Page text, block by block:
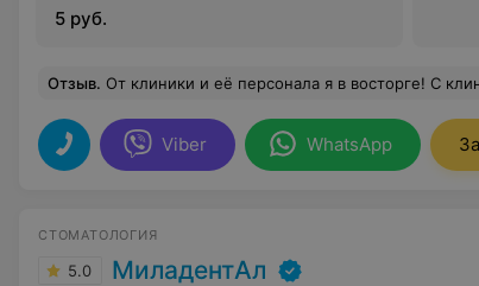
5 руб.
Отзыв. От клиники и её персонала я в восторге! С клиникой Дента Смайл у нас история длинная. Кратко опишу для неопытных мам, как я) в 5 лет сыну заболел зуб, пошли лечить в свою поликлинику (это был кошмар и для сына и для меня) в итоге через 2 месяца снова болит этот зуб. В этот раз пошли в Дента Смайл. Были на приёме у Екатерины Ивановны, но после ужасного предыдущего опыта, сын не дался лечиться, и Екатерина Ивановна посоветовала мне не мучить сына, а лечить через сон. Что я и сделала. Такое лечение очень дорогое и не безвредное. И спустя год-полтора мы однозначно с сыном идём
Viber WhatsApp
СТОМАТОЛОГИЯ
5.0 МиладентАл